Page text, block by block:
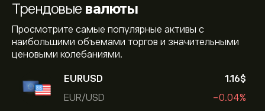
Трендовые валюты
Просмотрите самые популярные активы с
наибольшими объемами торгов и значительными
ценовыми колебаниями.
EURUSD
EUR/USD
1.16‎$‎
-0.04%